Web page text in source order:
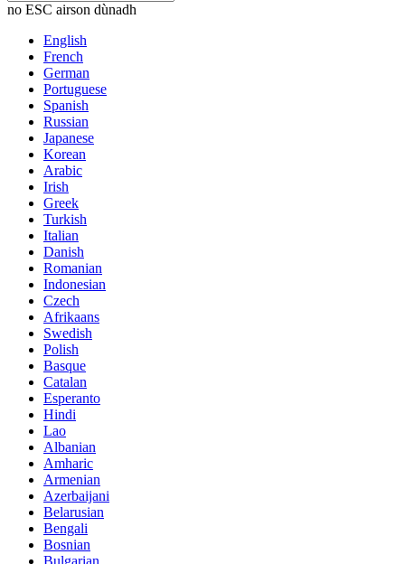
no ESC airson dùnadh
English
French
German
Portuguese
Spanish
Russian
Japanese
Korean
Arabic
Irish
Greek
Turkish
Italian
Danish
Romanian
Indonesian
Czech
Afrikaans
Swedish
Polish
Basque
Catalan
Esperanto
Hindi
Lao
Albanian
Amharic
Armenian
Azerbaijani
Belarusian
Bengali
Bosnian
Bulgarian